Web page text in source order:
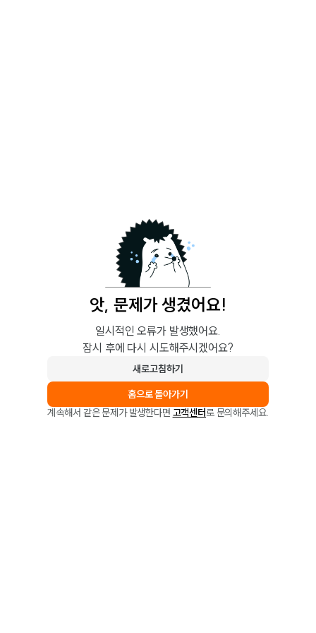
앗, 문제가 생겼어요!
일시적인 오류가 발생했어요.
잠시 후에 다시 시도해주시겠어요?
새로고침하기
홈으로 돌아가기
계속해서 같은 문제가 발생한다면 고객센터로 문의해주세요.